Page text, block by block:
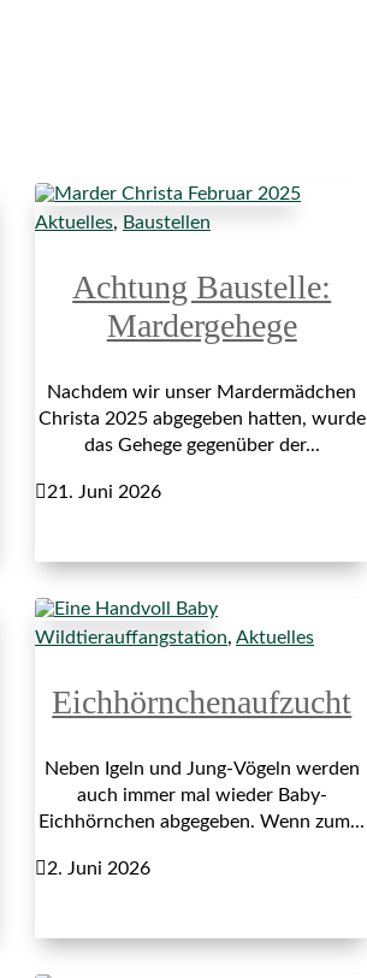
Aktuelles, Baustellen
Achtung Baustelle:
Mardergehege
Nachdem wir unser Mardermädchen
Christa 2025 abgegeben hatten, wurde
das Gehege gegenüber der...
21. Juni 2026
Wildtierauffangstation, Aktuelles
Eichhörnchenaufzucht
Neben Igeln und Jung-Vögeln werden
auch immer mal wieder Baby-
Eichhörnchen abgegeben. Wenn zum...
2. Juni 2026